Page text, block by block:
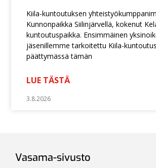
Kiila-kuntoutuksen
Kunnonpaikka Siilinjärvellä, kokenut
kuntoutuspaikka. Ensimmäinen
jäsenillemme tarkoitettu Kiila-
päättymässä tämän
LUE TÄSTÄ
3.8.2026
Vasama-sivusto